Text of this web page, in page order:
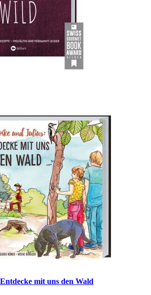
mit uns den Wald